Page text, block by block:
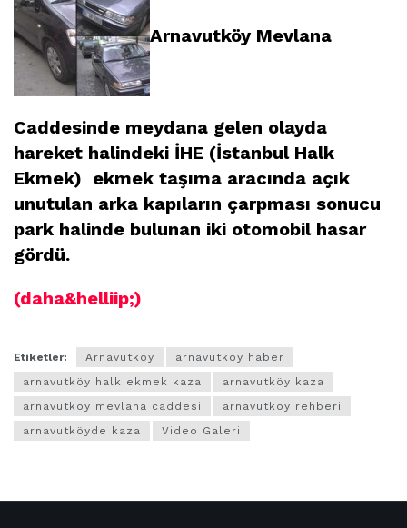
Arnavutköy Mevlana
Caddesinde meydana gelen olayda
hareket halindeki İHE (İstanbul Halk
Ekmek) ekmek taşıma aracında açık
unutulan arka kapıların çarpması sonucu
park halinde bulunan iki otomobil hasar
gördü.
(daha&helliip;)
Etiketler: Arnavutköy
arnavutköy haber
arnavutköy halk ekmek kaza
arnavutköy kaza
arnavutköy mevlana caddesi
arnavutköy rehberi
arnavutköyde kaza
Video Galeri